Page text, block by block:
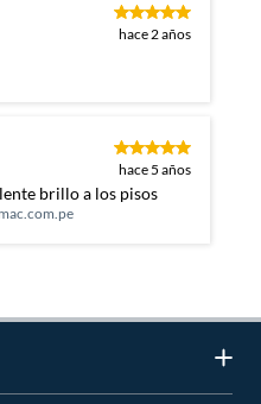
hace 2 años
hace 5 años
brillo a los pisos